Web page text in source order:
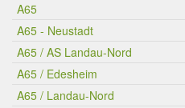
A65
A65 - Neustadt
A65 / AS Landau-Nord
A65 / Edesheim
A65 / Landau-Nord